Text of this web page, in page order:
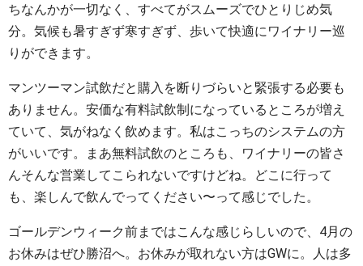
ちなんかが一切なく、すべてがスムーズでひとりじめ気
分。気候も暑すぎず寒すぎず、歩いて快適にワイナリー巡
りができます。
マンツーマン試飲だと購入を断りづらいと緊張する必要も
ありません。安価な有料試飲制になっているところが増え
ていて、気がねなく飲めます。私はこっちのシステムの方
がいいです。まあ無料試飲のところも、ワイナリーの皆さ
んそんな営業してこられないですけどね。どこに行って
も、楽しんで飲んでってください〜って感じでした。
ゴールデンウィーク前まではこんな感じらしいので、4月の
お休みはぜひ勝沼へ。お休みが取れない方はGWに。人は多